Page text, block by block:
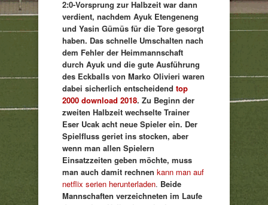
2:0-Vorsprung zur Halbzeit war dann
verdient, nachdem Ayuk Etengeneng
und Yasin Gümüs für die Tore gesorgt
haben. Das schnelle Umschalten nach
dem Fehler der Heimmannschaft
durch Ayuk und die gute Ausführung
des Eckballs von Marko Olivieri waren
dabei sicherlich entscheidend top
2000 download 2018. Zu Beginn der
zweiten Halbzeit wechselte Trainer
Eser Ucak acht neue Spieler ein. Der
Spielfluss geriet ins stocken, aber
wenn man allen Spielern
Einsatzzeiten geben möchte, muss
man auch damit rechnen kann man auf
netflix serien herunterladen. Beide
Mannschaften verzeichneten im Laufe